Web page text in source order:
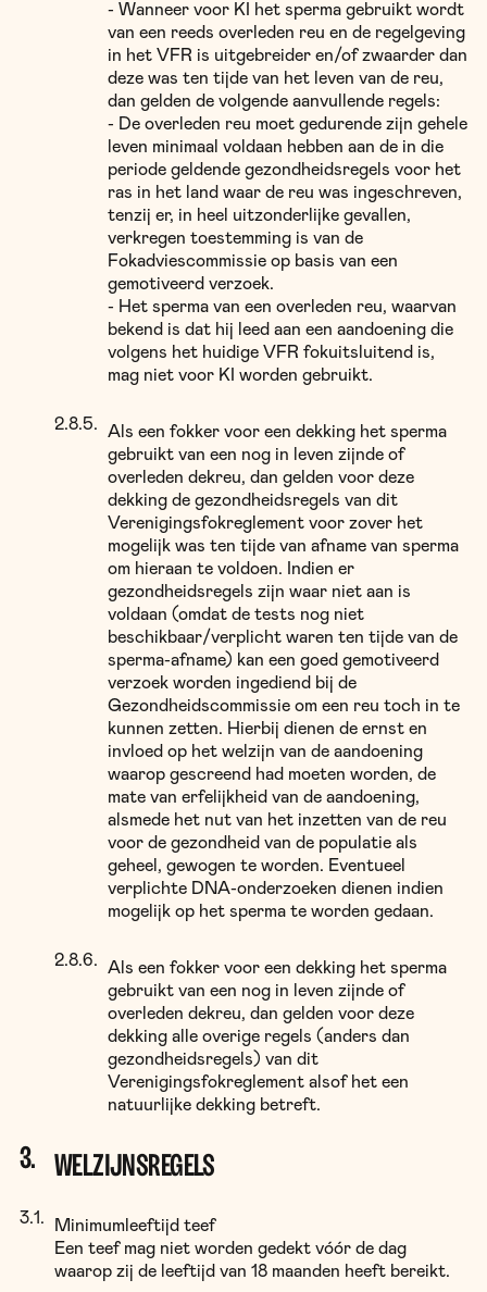
- Wanneer voor KI het sperma gebruikt wordt
van een reeds overleden reu en de regelgeving
in het VFR is uitgebreider en/of zwaarder dan
deze was ten tijde van het leven van de reu,
dan gelden de volgende aanvullende regels:
- De overleden reu moet gedurende zijn gehele
leven minimaal voldaan hebben aan de in die
periode geldende gezondheidsregels voor het
ras in het land waar de reu was ingeschreven,
tenzij er, in heel uitzonderlijke gevallen,
verkregen toestemming is van de
Fokadviescommissie op basis van een
gemotiveerd verzoek.
- Het sperma van een overleden reu, waarvan
bekend is dat hij leed aan een aandoening die
volgens het huidige VFR fokuitsluitend is,
mag niet voor KI worden gebruikt.
Als een fokker voor een dekking het sperma
gebruikt van een nog in leven zijnde of
overleden dekreu, dan gelden voor deze
dekking de gezondheidsregels van dit
Verenigingsfokreglement voor zover het
mogelijk was ten tijde van afname van sperma
om hieraan te voldoen. Indien er
gezondheidsregels zijn waar niet aan is
voldaan (omdat de tests nog niet
beschikbaar/verplicht waren ten tijde van de
sperma-afname) kan een goed gemotiveerd
verzoek worden ingediend bij de
Gezondheidscommissie om een reu toch in te
kunnen zetten. Hierbij dienen de ernst en
invloed op het welzijn van de aandoening
waarop gescreend had moeten worden, de
mate van erfelijkheid van de aandoening,
alsmede het nut van het inzetten van de reu
voor de gezondheid van de populatie als
geheel, gewogen te worden. Eventueel
verplichte DNA-onderzoeken dienen indien
mogelijk op het sperma te worden gedaan.
Als een fokker voor een dekking het sperma
gebruikt van een nog in leven zijnde of
overleden dekreu, dan gelden voor deze
dekking alle overige regels (anders dan
gezondheidsregels) van dit
Verenigingsfokreglement alsof het een
natuurlijke dekking betreft.
WELZIJNSREGELS
Minimumleeftijd teef
Een teef mag niet worden gedekt vóór de dag
waarop zij de leeftijd van 18 maanden heeft bereikt.